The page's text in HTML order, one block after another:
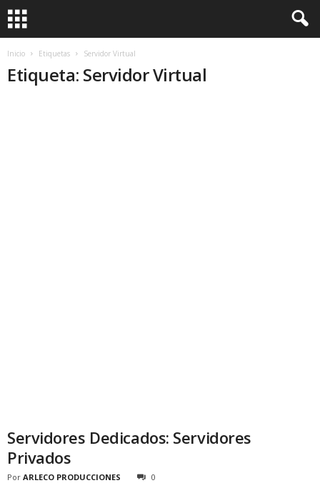
Inicio Etiquetas Servidor Virtual
Etiqueta: Servidor Virtual
Servidores Dedicados: Servidores
Privados
Por ARLECO PRODUCCIONES 0